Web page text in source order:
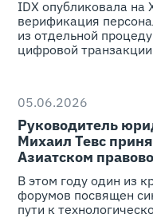
IDX опубликовала на
верификация
из отдельной
цифровой
05.06.2026
Руководитель
Михаил Тевс
Азиатском
В этом году один из
форумов посвящен
пути к